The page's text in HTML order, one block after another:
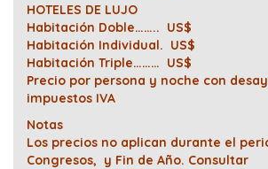
HOTELES DE LUJO
Habitación Doble…….. US$
Habitación Individual. US$
Habitación Triple……… US$
Precio por persona y noche con
impuestos IVA
Notas
Los precios no aplican durante el
Congresos, y Fin de Año. Consultar